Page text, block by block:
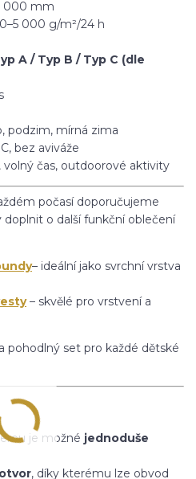
000 mm
000 g/m²/24 h
A / Typ B / Typ C (dle
podzim, mírná zima
bez aviváže
volný čas, outdoorové aktivity
počasí doporučujeme
o další funkční oblečení
– ideální jako svrchní vrstva
– skvělé pro vrstvení a
pohodlný set pro každé dětské
je možné jednoduše
, díky kterému lze obvod